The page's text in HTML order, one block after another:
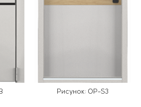
Рисунок: OP-S3